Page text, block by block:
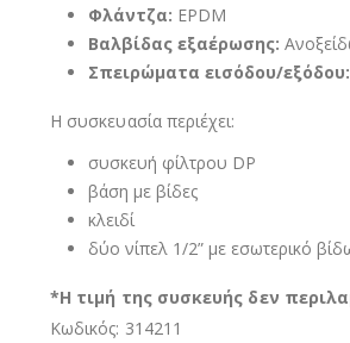
Φλάντζα: EPDM
Βαλβίδας εξαέρωσης:
Σπειρώματα εισόδου/εξόδου:
Η συσκευασία περιέχει:
συσκευή φίλτρου DP
βάση με βίδες
κλειδί
δύο νίπελ 1/2” με εσωτερικό
*Η τιμή της συσκευής δεν
Κωδικός: 314211